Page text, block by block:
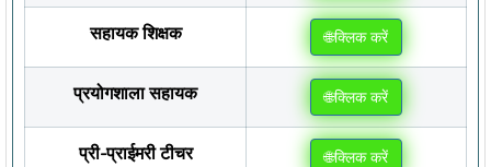
सहायक शिक्षक 🌐क्लिक करें
प्रयोगशाला सहायक 🌐क्लिक करें
प्री-प्राईमरी टीचर 🌐क्लिक करें